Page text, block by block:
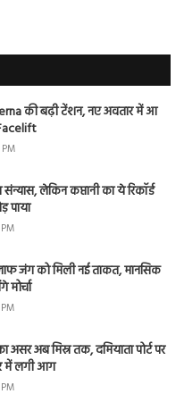
की बढ़ी टेंशन, नए अवतार में आ
लेकिन कप्तानी का ये रिकॉर्ड
पाया
जंग को मिली नई ताकत, मानसिक
मोर्चा
असर अब मिस्र तक, दमियाता पोर्ट पर
में लगी आग